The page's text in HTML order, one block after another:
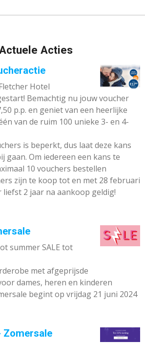
Acties
Hotel
Bemachtig nu jouw voucher
p.p. en geniet van een heerlijke
van de ruim 100 unieke 3- en 4-
is beperkt, dus laat deze kans
gaan. Om iedereen een kans te
10 vouchers bestellen
zijn te koop tot en met 28 februari
liefst 2 jaar na aankoop geldig!
summer SALE tot
met afgeprijsde
dames, heren en kinderen
begint op vrijdag 21 juni 2024
Zomersale